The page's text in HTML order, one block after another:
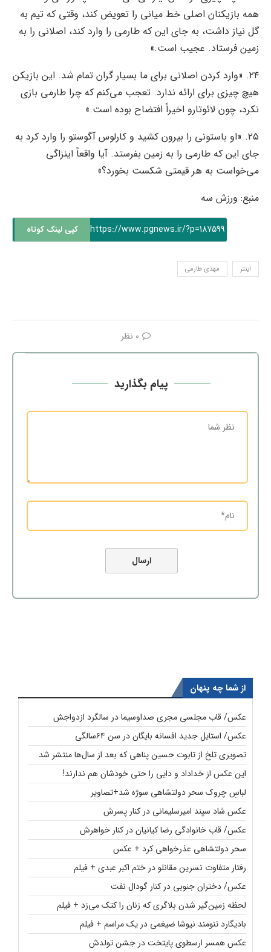
همه بازیکنان اصلی خط میانی را تعویض کند، وقتی که تیم به
گل نیاز داشت، به جای این که طارمی را وارد کند، اصلانی را به
زمین فرستاد. عجیب است.»
۲۴. «وارد کردن اصلانی برای ما بسیار گران تمام شد. این بازیکن
هیچ چیزی برای ارائه ندارد. تعجب می‌کنم که چرا طارمی بازی
نکرد، چون لائوتارو اخیراً افتضاح بوده است.»
۲۵. «او باستونی را بیرون کشید و کارلوس آگوستو را وارد کرد به
جای این که طارمی را به زمین بفرستد. آیا واقعاً اینزاگی
می‌خواست به هر قیمتی شکست بخورد؟»
منبع: ورزش سه
https://www.pgnews.ir/?p=187599 کپی لینک کوتاه
اینتر مهدی طارمی
0 نظر
پیام بگذارید
از شما چه پنهان
عکس/ قاب مجلسی مجری صداوسیما در سالگرد ازدواجش
عکس/ استایل جدید افسانه بایگان در سن ۶۴سالگی
تصویری تلخ از تابوت حسین پناهی که بعد از سال‌ها منتشر شد
این عکس از خداداد و دایی را حتی خودشان هم ندارند!
لباسِ چروک سحر دولتشاهی سوژه شد+تصاویر
عکس شاد سپند امیرسلیمانی در کنار پسرش
عکس/ قاب خانوادگی رضا کیانیان در کنار خواهرش
سحر دولتشاهی عذرخواهی کرد + عکس
رفتار متفاوت نسرین مقانلو در ختم اکبر عبدی + فیلم
عکس/ دختران جنوبی در کنار گودال نفت
لحظه زمین‌گیر شدن بلاگری که زنان را کتک می‌زد + فیلم
بادیگارد تنومند نیوشا ضیغمی در یک مراسم + فیلم
عکس همسر ارسطوی پایتخت در جشن تولدش